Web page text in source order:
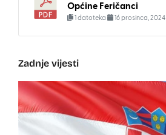
Općine Feričanci
1 datoteka 16 prosinca, 2024
Zadnje vijesti